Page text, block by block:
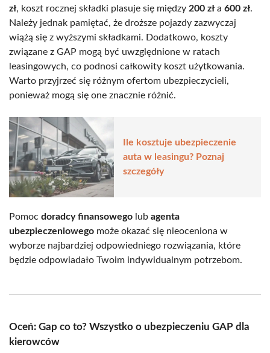
zł, koszt rocznej składki plasuje się między 200 zł a 600 zł.
Należy jednak pamiętać, że droższe pojazdy zazwyczaj
wiążą się z wyższymi składkami. Dodatkowo, koszty
związane z GAP mogą być uwzględnione w ratach
leasingowych, co podnosi całkowity koszt użytkowania.
Warto przyjrzeć się różnym ofertom ubezpieczycieli,
ponieważ mogą się one znacznie różnić.
Ile kosztuje ubezpieczenie
auta w leasingu? Poznaj
szczegóły
Pomoc doradcy finansowego lub agenta
ubezpieczeniowego może okazać się nieoceniona w
wyborze najbardziej odpowiedniego rozwiązania, które
będzie odpowiadało Twoim indywidualnym potrzebom.
Oceń: Gap co to? Wszystko o ubezpieczeniu GAP dla
kierowców